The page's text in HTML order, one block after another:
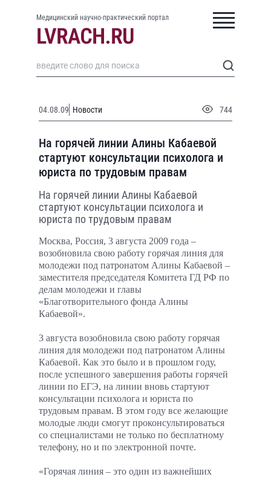
Медицинский научно-практический портал
04.08.09 Новости 744
На горячей линии Алины Кабаевой
стартуют консультации психолога и
юриста по трудовым правам
На горячей линии Алины Кабаевой
стартуют консультации психолога и
юриста по трудовым правам
Москва, Россия, 3 августа 2009 года –
возобновила свою работу горячая линия для
молодежи под патронатом Алины Кабаевой –
заместителя председателя Комитета ГД РФ по
делам молодежи и главы
«Благотворительного фонда Алины
Кабаевой».
3 августа возобновила свою работу горячая
линия для молодежи под патронатом Алины
Кабаевой. Как это было и в прошлом году,
после успешного завершения работы горячей
линии по ЕГЭ, на линии вновь стартуют
консультации психолога и юриста по
трудовым правам. В этом году все желающие
молодые люди смогут проконсультироваться
со специалистами не только по бесплатному
телефону, но и по электронной почте.
«Горячая линия – это один из важнейших